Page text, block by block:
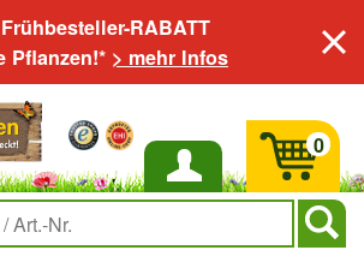
RABATT
Pflanzen!* > mehr Infos
Anmelden
0